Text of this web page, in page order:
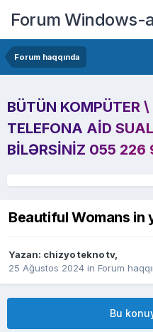
Forum Windows-
Forum haqqında
BÜTÜN KOMPÜTER
TELEFONA AID
BILƏRSINIZ 055 226
Beautiful Womans
Yazan: chizyo tekno tv,
25 Ağustos 2024 in Forum
Bu